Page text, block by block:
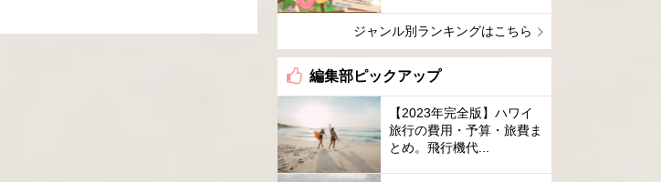
ジャンル別ランキングはこちら
編集部ピックアップ
【2023年完全版】ハワイ
旅行の費用・予算・旅費ま
とめ。飛行機代...